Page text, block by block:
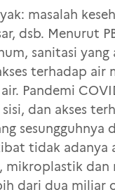
masalah
dsb. Menurut
sanitasi
terhadap
Pandemi
dan akses
tidak adanya
dari dua miliar